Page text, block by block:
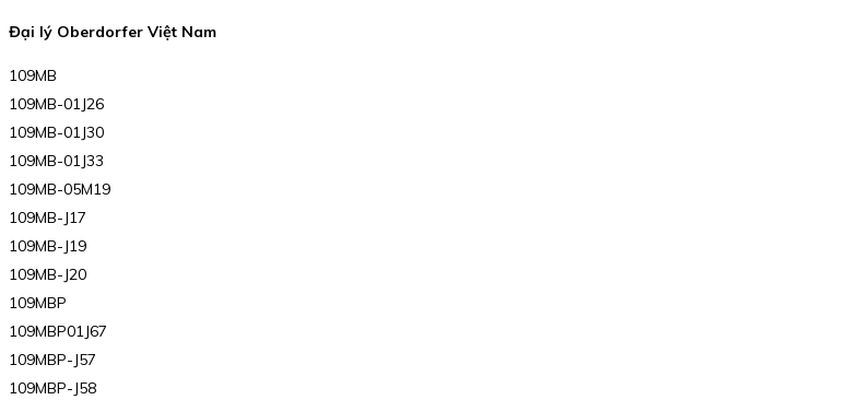
Đại lý Oberdorfer Việt Nam
109MB
109MB-01J26
109MB-01J30
109MB-01J33
109MB-05M19
109MB-J17
109MB-J19
109MB-J20
109MBP
109MBP01J67
109MBP-J57
109MBP-J58